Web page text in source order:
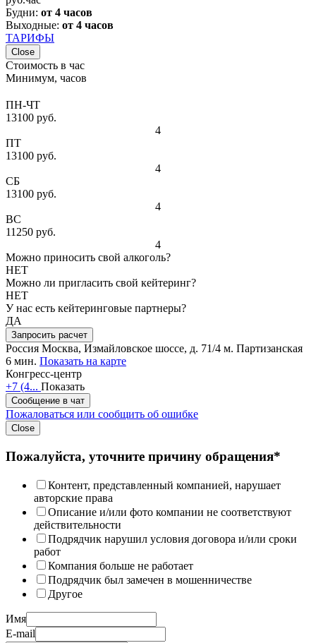
Будни: от 4 часов
Выходные: от 4 часов
ТАРИФЫ
Close
Стоимость в час
Минимум, часов
ПН-ЧТ
13100 руб.
4
ПТ
13100 руб.
4
СБ
13100 руб.
4
ВС
11250 руб.
4
Можно приносить свой алкоголь?
НЕТ
Можно ли пригласить свой кейтеринг?
НЕТ
У нас есть кейтеринговые партнеры?
ДА
Запросить расчет
Россия Москва, Измайловское шоссе, д. 71/4 м. Партизанская
6 мин. Показать на карте
Конгресс-центр
+7 (4... Показать
Сообщение в чат
Пожаловаться или сообщить об ошибке
Close
Пожалуйста, уточните причину обращения*
Контент, представленный компанией, нарушает
авторские права
Описание и/или фото компании не соответствуют
действительности
Подрядчик нарушил условия договора и/или сроки
работ
Компания больше не работает
Подрядчик был замечен в мошенничестве
Другое
Имя
E-mail